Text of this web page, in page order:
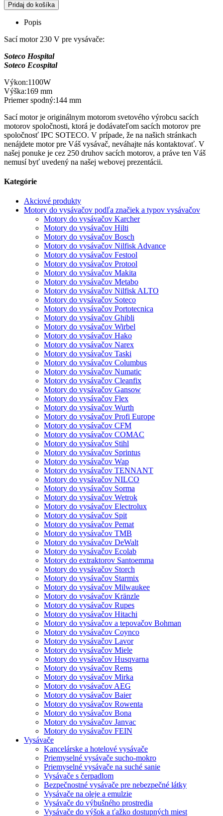
Pridaj do košíka
Popis
Sací motor 230 V pre vysávače:
Soteco Hospital
Soteco Ecospital
Výkon:1100W
Výška:169 mm
Priemer spodný:144 mm
Sací motor je originálnym motorom svetového výrobcu sacích
motorov spoločnosti, ktorá je dodávateľom sacích motorov pre
spoločnosť IPC SOTECO. V prípade, že na našich stránkach
nenájdete motor pre Váš vysávač, neváhajte nás kontaktovať. V
našej ponuke je cez 250 druhov sacích motorov, a práve ten Váš
nemusí byť uvedený na našej webovej prezentácii.
Kategórie
Akciové produkty
Motory do vysávačov podľa značiek a typov vysávačov
Motory do vysávačov Karcher
Motory do vysávačov Hilti
Motory do vysávačov Bosch
Motory do vysávačov Nilfisk Advance
Motory do vysávačov Festool
Motory do vysávačov Protool
Motory do vysávačov Makita
Motory do vysávačov Metabo
Motory do vysávačov Nilfisk ALTO
Motory do vysávačov Soteco
Motory do vysávačov Portotecnica
Motory do vysávačov Ghibli
Motory do vysávačov Wirbel
Motory do vysávačov Hako
Motory do vysávačov Narex
Motory do vysávačov Taski
Motory do vysávačov Columbus
Motory do vysávačov Numatic
Motory do vysávačov Cleanfix
Motory do vysávačov Gansow
Motory do vysávačov Flex
Motory do vysávačov Wurth
Motory do vysávačov Profi Europe
Motory do vysávačov CFM
Motory do vysávačov COMAC
Motory do vysávačov Stihl
Motory do vysávačov Sprintus
Motory do vysávačov Wap
Motory do vysávačov TENNANT
Motory do vysávačov NILCO
Motory do vysávačov Sorma
Motory do vysávačov Wetrok
Motory do vysávačov Electrolux
Motory do vysávačov Spit
Motory do vysávačov Pemat
Motory do vysávačov TMB
Motory do vysávačov DeWalt
Motory do vysávačov Ecolab
Motory do extraktorov Santoemma
Motory do vysávačov Storch
Motory do vysávačov Starmix
Motory do vysávačov Milwaukee
Motory do vysávačov Kränzle
Motory do vysávačov Rupes
Motory do vysávačov Hitachi
Motory do vysávačov a tepovačov Bohman
Motory do vysávačov Coynco
Motory do vysávačov Lavor
Motory do vysávačov Miele
Motory do vysávačov Husqvarna
Motory do vysávačov Rems
Motory do vysávačov Mirka
Motory do vysávačov AEG
Motory do vysávačov Baier
Motory do vysávačov Rowenta
Motory do vysávačov Bona
Motory do vysávačov Janvac
Motory do vysávačov FEIN
Vysávače
Kancelárske a hotelové vysávače
Priemyselné vysávače sucho-mokro
Priemyselné vysávače na suché sanie
Vysávače s čerpadlom
Bezpečnostné vysávače pre nebezpečné látky
Vysávače na oleje a emulzie
Vysávače do výbušného prostredia
Vysávače do výšok a ťažko dostupných miest